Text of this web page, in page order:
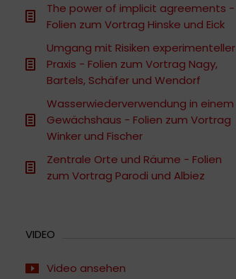
The power of implicit agreements -
Folien zum Vortrag Hinske und Eick
Umgang mit Risiken experimenteller
Praxis - Folien zum Vortrag Nagy,
Bartels, Schäfer und Wendorf
Wasserwiederverwendung in einem
Gewächshaus - Folien zum Vortrag
Winker und Fischer
Zentrale Orte und Räume - Folien
zum Vortrag Parodi und Albiez
VIDEO
Video ansehen